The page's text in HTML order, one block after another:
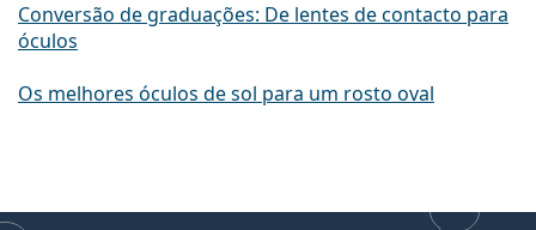
Conversão de graduações: De lentes de contacto para
óculos
Os melhores óculos de sol para um rosto oval